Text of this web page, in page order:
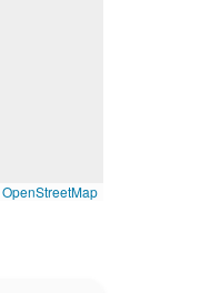
OpenStreetMap